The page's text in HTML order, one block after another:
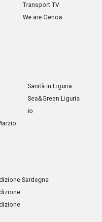
Transport TV
We are Genoa
Sanità in Liguria
Sea&Green Liguria
io
Sardegna